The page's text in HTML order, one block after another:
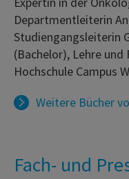
Departmentleiterin
Studiengangsleiterin
(Bachelor), Lehre und
Hochschule Campus
Weitere Bücher
Fach- und